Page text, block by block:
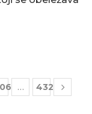
… 432